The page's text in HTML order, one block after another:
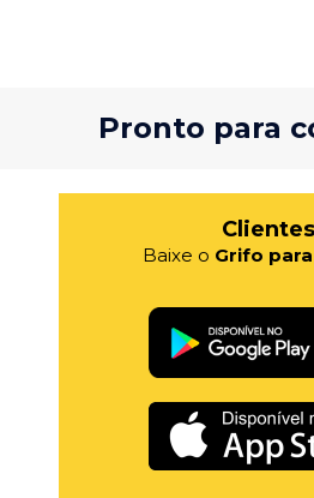
Pronto para
Clientes
Baixe o Grifo